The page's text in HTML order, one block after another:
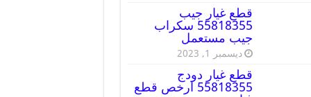
قطع غيار جيب
55818355 سكراب
جيب مستعمل
ديسمبر 1, 2023
قطع غيار دودج
55818355 ارخص قطع